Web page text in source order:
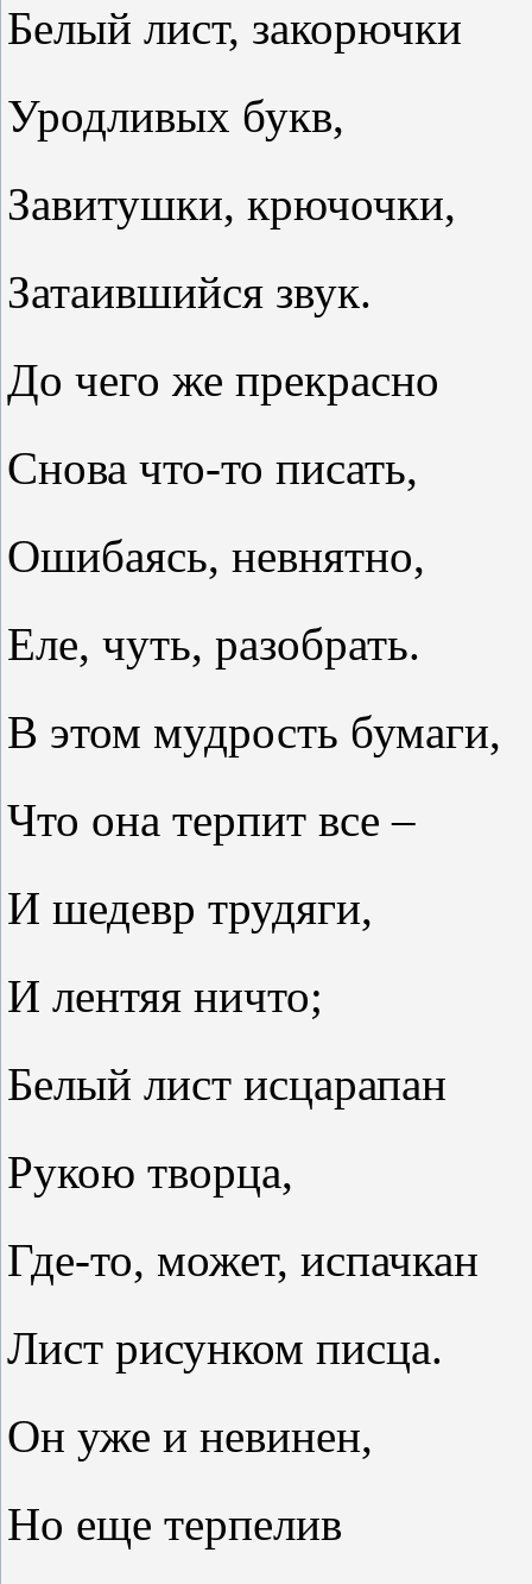
Белый лист, закорючки
Уродливых букв,
Завитушки, крючочки,
Затаившийся звук.
До чего же прекрасно
Снова что-то писать,
Ошибаясь, невнятно,
Еле, чуть, разобрать.
В этом мудрость бумаги,
Что она терпит все –
И шедевр трудяги,
И лентяя ничто;
Белый лист исцарапан
Рукою творца,
Где-то, может, испачкан
Лист рисунком писца.
Он уже и невинен,
Но еще терпелив